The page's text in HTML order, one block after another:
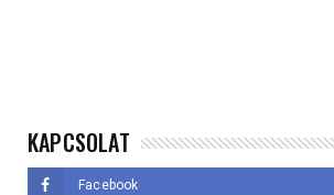
KAPCSOLAT
Facebook